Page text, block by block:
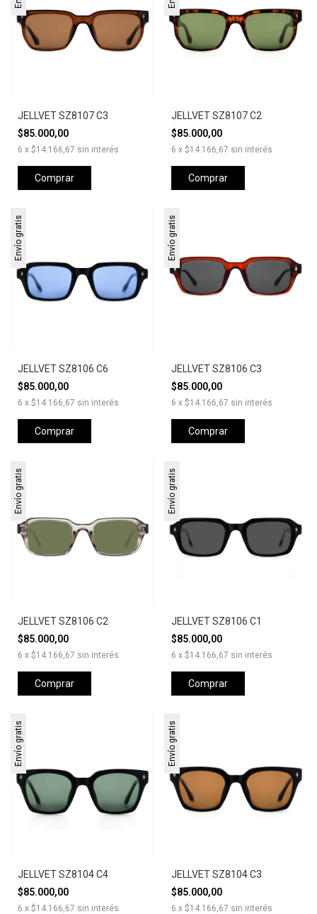
JELLVET SZ8107 C3
$85.000,00
6 x $14.166,67 sin interés
Comprar
JELLVET SZ8107 C2
$85.000,00
6 x $14.166,67 sin interés
Comprar
Envío gratis
JELLVET SZ8106 C6
$85.000,00
6 x $14.166,67 sin interés
Comprar
Envío gratis
JELLVET SZ8106 C3
$85.000,00
6 x $14.166,67 sin interés
Comprar
Envío gratis
JELLVET SZ8106 C2
$85.000,00
6 x $14.166,67 sin interés
Comprar
Envío gratis
JELLVET SZ8106 C1
$85.000,00
6 x $14.166,67 sin interés
Comprar
Envío gratis
JELLVET SZ8104 C4
$85.000,00
6 x $14.166,67 sin interés
Envío gratis
JELLVET SZ8104 C3
$85.000,00
6 x $14.166,67 sin interés